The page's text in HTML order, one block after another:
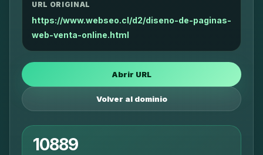
URL ORIGINAL
https://www.webseo.cl/d2/diseno-de-paginas-
web-venta-online.html
Abrir URL
Volver al dominio
10889